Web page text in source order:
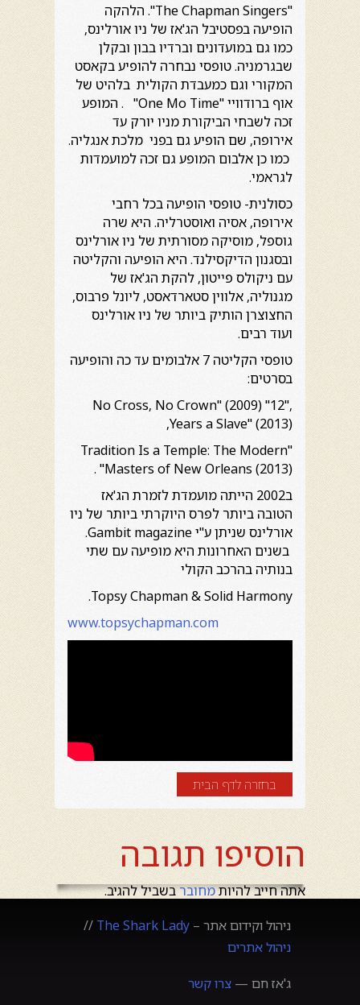
"The Chapman Singers". הלהקה
הופיעה בפסטיבל הג'אז של ניו אורלינס,
כמו גם במועדונים וברדיו בבון ובקלן
שבגרמניה. טופסי נבחרה להופיע בקאסט
המקורי וגם כמעבדת הקולית בלהיט של
אוף ברודוויי "One Mo Time" . המופע
זכה לשבחי הביקורת מניו יורק עד
אירופה, שם הופיע גם בפני מלכת אנגליה.
כמו כן אלבום המופע גם זכה למועמדות
לגראמי.
כסולנית- טופסי הופיעה בכל רחבי
אירופה, אסיה ואוסטרליה. היא שרה
גוספל, מוסיקה מסורתית של ניו אורלינס
ובסגנון הדיקסילנד. היא הופיעה והקליטה
עם ניקולס פייטון, להקת הג'אז של
מגנוליה, אלווין סטארדאסט, ליונל פרבוס,
החצוצרן הותיק ביותר של ניו אורלינס
ועוד רבים.
טופסי הקליטה 7 אלבומים עד כה והופיעה
בסרטים:
,"No Cross, No Crown" (2009) "12
Years a Slave" (2013),
"Tradition Is a Temple: The Modern
Masters of New Orleans (2013)" .
ב2002 הייתה מועמדת לזמרת הג'אז
הטובה ביותר לפרס היוקרתי ביותר של ניו
אורלינס שניתן ע"י Gambit magazine.
בשנים האחרונות היא מופיעה עם שתי
בנותיה בהרכב הקולי
Topsy Chapman & Solid Harmony.
www.topsychapman.com
בחזרה לדף הבית
הוסיפו תגובה
אתה חייב להיותמחוברבשביל להגיב.
ניהול וקידום אתר – The Shark Lady
//
ניהול אתרים
ג'אז חם — צרו קשר